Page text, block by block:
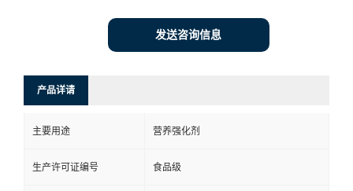
发送咨询信息
产品详请
主要用途 营养强化剂
生产许可证编号 食品级